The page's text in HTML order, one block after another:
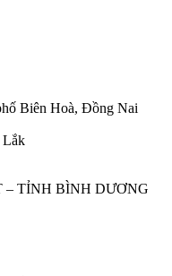
Biên Hoà, Đồng Nai
Lắk
– TỈNH BÌNH DƯƠNG